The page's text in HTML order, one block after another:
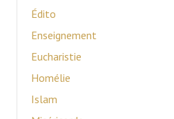
Édito
Enseignement
Eucharistie
Homélie
Islam